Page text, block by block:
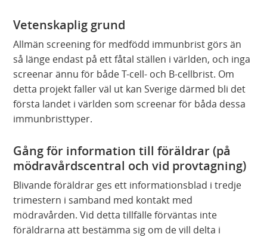
Vetenskaplig grund
Allmän screening för medfödd immunbrist görs än
så länge endast på ett fåtal ställen i världen, och inga
screenar ännu för både T-cell- och B-cellbrist. Om
detta projekt faller väl ut kan Sverige därmed bli det
första landet i världen som screenar för båda dessa
immunbristtyper.
Gång för information till föräldrar (på
mödravårdscentral och vid provtagning)
Blivande föräldrar ges ett informationsblad i tredje
trimestern i samband med kontakt med
mödravården. Vid detta tillfälle förväntas inte
föräldrarna att bestämma sig om de vill delta i